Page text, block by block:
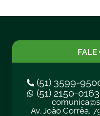
FALE
(51) 3599-
(51) 2150-0163
Av. João Corrêa,